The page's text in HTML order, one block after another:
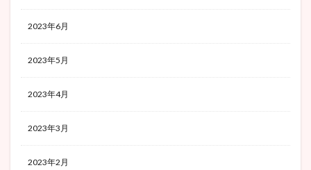
2023年6月
2023年5月
2023年4月
2023年3月
2023年2月